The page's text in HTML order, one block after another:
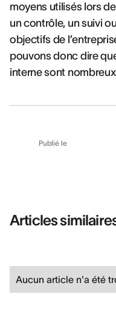
moyens utilisés lors
un contrôle, un suivi
objectifs de
pouvons donc dire
interne sont
Publié le
Articles
Aucun article n'a été